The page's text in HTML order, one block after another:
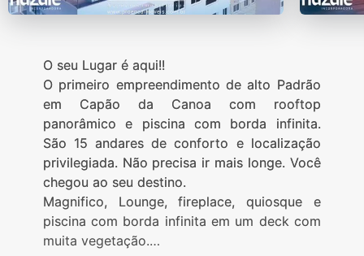
O seu Lugar é aqui!!
O primeiro empreendimento de alto Padrão
em Capão da Canoa com rooftop
panorâmico e piscina com borda infinita.
São 15 andares de conforto e localização
privilegiada. Não precisa ir mais longe. Você
chegou ao seu destino.
Magnifico, Lounge, fireplace, quiosque e
piscina com borda infinita em um deck com
muita vegetação.